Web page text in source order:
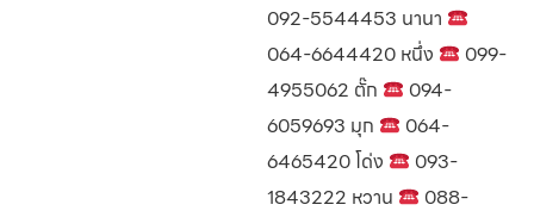
092-5544453 นานา
064-6644420 หนึ่ง
099-
4955062 ตั๊ก
094-
6059693 มุก
064-
6465420 โด่ง
093-
1843222 หวาน
088-